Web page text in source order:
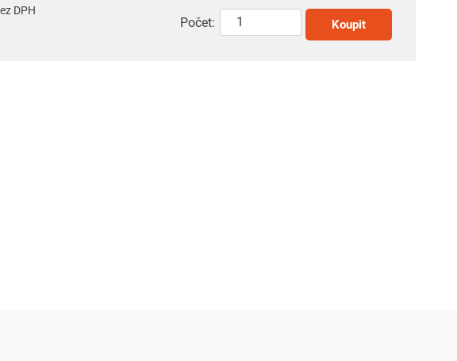
DPH
Počet: Koupit